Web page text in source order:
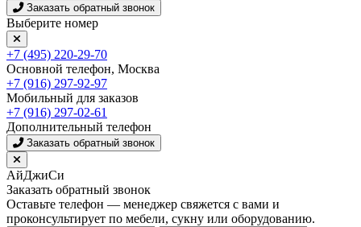
Заказать обратный звонок
Выберите номер
+7 (495) 220-29-70
Основной телефон, Москва
+7 (916) 297-92-97
Мобильный для заказов
+7 (916) 297-02-61
Дополнительный телефон
Заказать обратный звонок
АйДжиСи
Заказать обратный звонок
Оставьте телефон — менеджер свяжется с вами и
проконсультирует по мебели, сукну или оборудованию.